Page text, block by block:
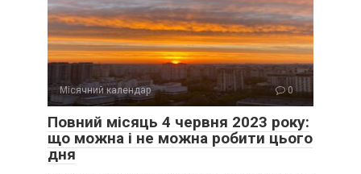
Місячний календар 0
Повний місяць 4 червня 2023 року:
що можна і не можна робити цього
дня